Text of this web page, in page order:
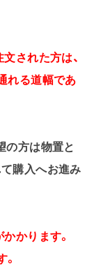
された方は、
れる道幅であ
の方は物置と
購入へお進み
かります。